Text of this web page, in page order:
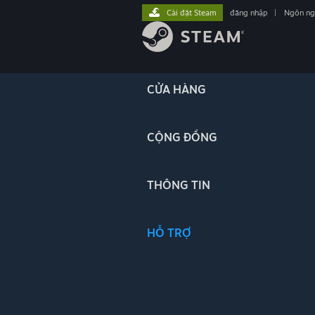
CỬA HÀNG
CỘNG ĐỒNG
THÔNG TIN
HỖ TRỢ
Cài đặt Steam đăng nhập Ngôn